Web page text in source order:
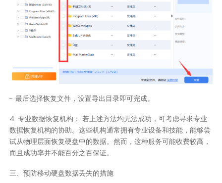
- 最后选择恢复文件，设置导出目录即可完成。
4. 专业数据恢复机构： 若上述方法均无法成功，可考虑寻求专业
数据恢复机构的协助。这些机构通常拥有专业设备和技能，能够尝
试从物理层面恢复硬盘中的数据。然而，这种服务可能收费较高，
而且成功率并不能百分之百保证。
三、预防移动硬盘数据丢失的措施